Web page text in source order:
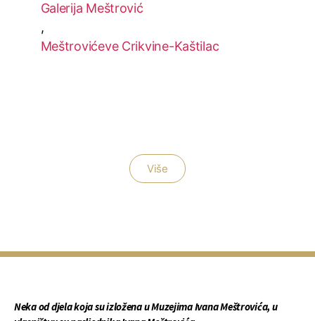
Galerija Meštrović
,
Meštrovićeve Crikvine-Kaštilac
Više
Neka od djela koja su izložena u Muzejima Ivana Meštrovića, u